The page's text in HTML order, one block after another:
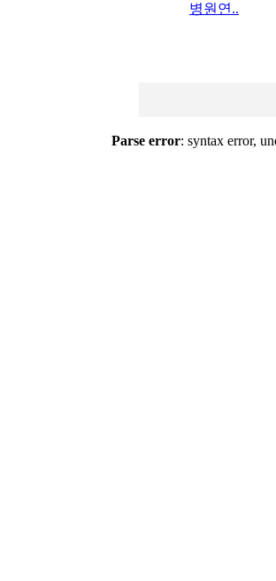
병원연..
Parse error: syntax error,